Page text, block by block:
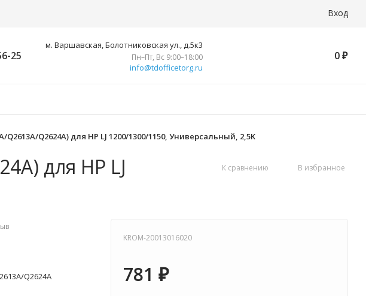
Вход
25
м. Варшавская, Болотниковская ул., д.5к3
Пн–Пт, Вс 9:00–18:00
info@tdofficetorg.ru
0 ₽
Q2624A) для HP LJ 1200/1300/1150, Универсальный, 2,5K
для HP LJ
К сравнению В избранное
Q2624A
KROM-20013016020
781 ₽